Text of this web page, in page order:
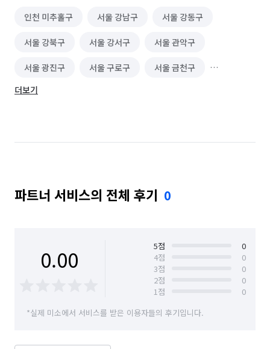
인천 미추홀구 서울 강남구 서울 강동구
서울 강북구 서울 강서구 서울 관악구
서울 광진구 서울 구로구 서울 금천구
서울 노원구
서울 서초구 서울 성동구 서울 성북구
서울 용산구 서울 은평구 서울 종로구
인천 남동구
인천 동구 인천 서구
인천 중구
더보기
파트너 서비스의 전체 후기 0
0.00 5점
0
4점
0
3점
0
2점
0
1점
0
*실제 미소에서 서비스를 받은 이용자들의 후기입니다.